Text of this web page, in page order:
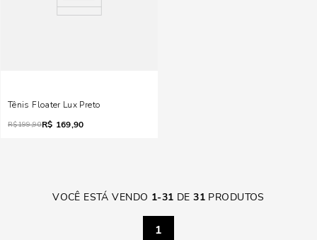
Tênis Floater Lux Preto
R$199,90R$ 169,90
VOCÊ ESTÁ VENDO 1-31 DE31 PRODUTOS
1